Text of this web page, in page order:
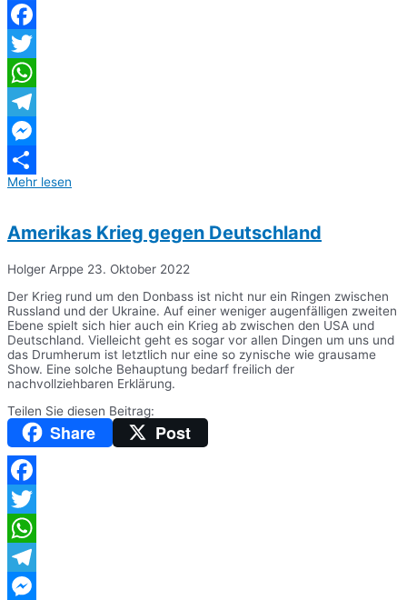
Facebook
Twitter
WhatsApp
Telegram
Messenger
Teilen
Mehr lesen
Amerikas Krieg gegen Deutschland
Holger Arppe 23. Oktober 2022
Der Krieg rund um den Donbass ist nicht nur ein Ringen zwischen
Russland und der Ukraine. Auf einer weniger augenfälligen zweiten
Ebene spielt sich hier auch ein Krieg ab zwischen den USA und
Deutschland. Vielleicht geht es sogar vor allen Dingen um uns und
das Drumherum ist letztlich nur eine so zynische wie grausame
Show. Eine solche Behauptung bedarf freilich der
nachvollziehbaren Erklärung.
Teilen Sie diesen Beitrag:
Share Post
Facebook
Twitter
WhatsApp
Telegram